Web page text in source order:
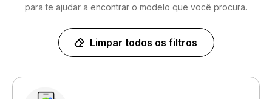
para te ajudar a encontrar o modelo que você procura.
Limpar todos os filtros